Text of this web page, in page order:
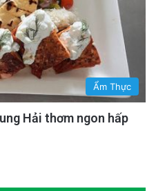
Ẩm Thực
Hải thơm ngon hấp